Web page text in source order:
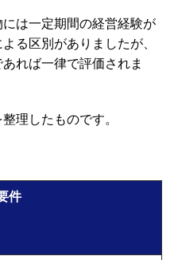
は一定期間の経営経験が
る区別がありましたが、
れば一律で評価されま
理したものです。
件